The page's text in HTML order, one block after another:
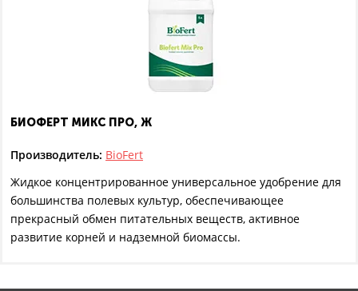
БИОФЕРТ МИКС ПРО, Ж
Производитель: BioFert
Жидкое концентрированное универсальное удобрение для
большинства полевых культур, обеспечивающее
прекрасный обмен питательных веществ, активное
развитие корней и надземной биомассы.